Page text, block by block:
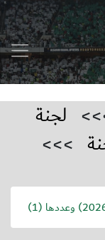
لجنة
>>>
) وعددها (1)